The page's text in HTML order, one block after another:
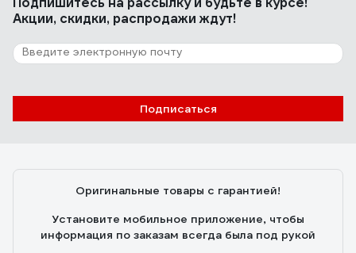
Акции, скидки, распродажи ждут!
Подписаться
Оригинальные товары с гарантией!
Установите мобильное приложение, чтобы
информация по заказам всегда была под рукой